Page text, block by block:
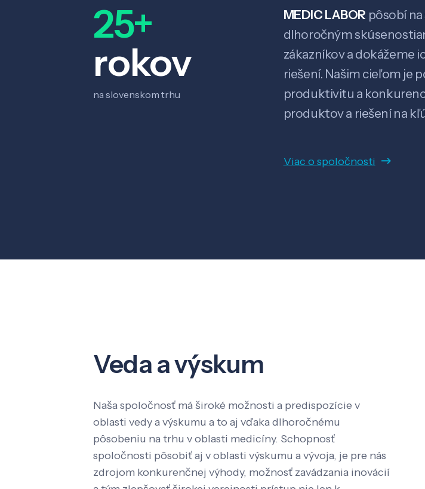
25+
rokov
na slovenskom trhu
MEDIC LABOR pôsobí
dlhoročným
zákazníkov a dokážeme
riešení. Našim cieľom je
produktivitu a
produktov a riešení na
Viac o spoločnosti
Veda a výskum
Naša spoločnosť má široké možnosti a predispozície v
oblasti vedy a výskumu a to aj vďaka dlhoročnému
pôsobeniu na trhu v oblasti medicíny. Schopnosť
spoločnosti pôsobiť aj v oblasti výskumu a vývoja, je pre nás
zdrojom konkurenčnej výhody, možnosť zavádzania inovácií